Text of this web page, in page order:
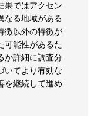
果ではアクセン
なる地域がある
徴以外の特徴が
可能性があるた
か詳細に調査分
いてより有効な
を継続して進め